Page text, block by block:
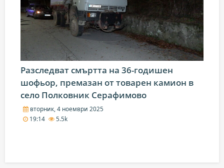
Разследват смъртта на 36-годишен
шофьор, премазан от товарен камион в
село Полковник Серафимово
вторник, 4 ноември 2025
19:14
5.5k